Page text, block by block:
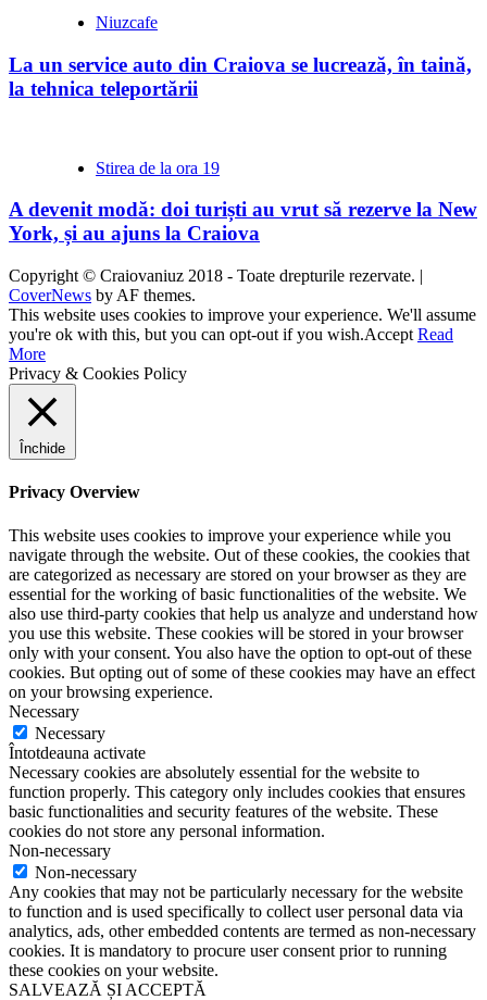
Niuzcafe
La un service auto din Craiova se lucrează, în taină,
la tehnica teleportării
Stirea de la ora 19
A devenit modă: doi turiști au vrut să rezerve la New
York, și au ajuns la Craiova
Copyright © Craiovaniuz 2018 - Toate drepturile rezervate. |
CoverNews by AF themes.
This website uses cookies to improve your experience. We'll assume
you're ok with this, but you can opt-out if you wish.Accept Read
More
Privacy & Cookies Policy
Închide
Privacy Overview
This website uses cookies to improve your experience while you
navigate through the website. Out of these cookies, the cookies that
are categorized as necessary are stored on your browser as they are
essential for the working of basic functionalities of the website. We
also use third-party cookies that help us analyze and understand how
you use this website. These cookies will be stored in your browser
only with your consent. You also have the option to opt-out of these
cookies. But opting out of some of these cookies may have an effect
on your browsing experience.
Necessary
Necessary
Întotdeauna activate
Necessary cookies are absolutely essential for the website to
function properly. This category only includes cookies that ensures
basic functionalities and security features of the website. These
cookies do not store any personal information.
Non-necessary
Non-necessary
Any cookies that may not be particularly necessary for the website
to function and is used specifically to collect user personal data via
analytics, ads, other embedded contents are termed as non-necessary
cookies. It is mandatory to procure user consent prior to running
these cookies on your website.
SALVEAZĂ ȘI ACCEPTĂ